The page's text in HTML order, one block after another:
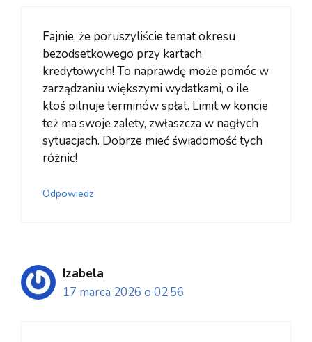
Fajnie, że poruszyliście temat okresu
bezodsetkowego przy kartach
kredytowych! To naprawdę może pomóc w
zarządzaniu większymi wydatkami, o ile
ktoś pilnuje terminów spłat. Limit w koncie
też ma swoje zalety, zwłaszcza w nagłych
sytuacjach. Dobrze mieć świadomość tych
różnic!
Odpowiedz
Izabela
17 marca 2026 o 02:56